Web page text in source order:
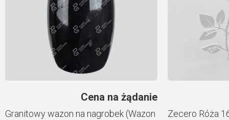
Cena na żądanie
Granitowy wazon na nagrobek (Wazon
Zecero Róża